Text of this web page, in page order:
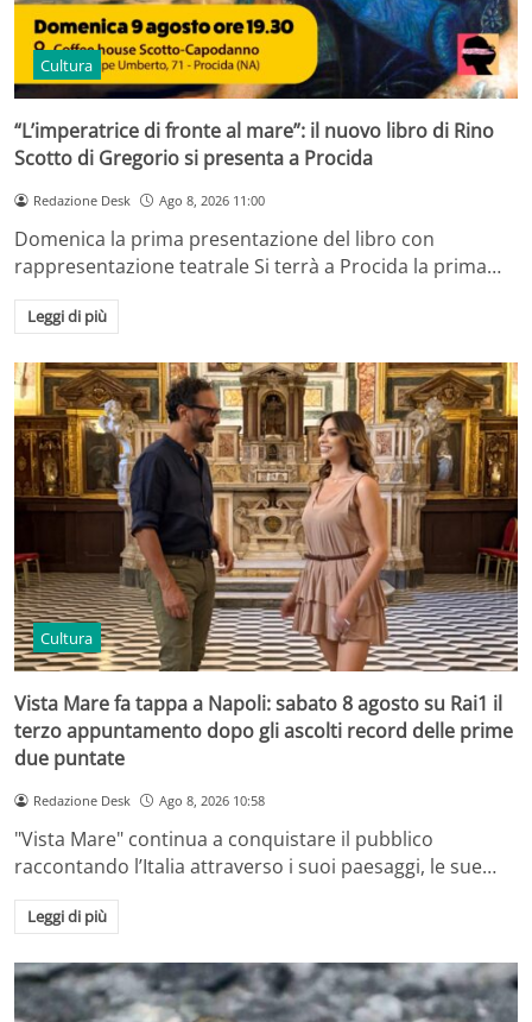
Cultura
“L’imperatrice di fronte al mare”: il nuovo libro di Rino
Scotto di Gregorio si presenta a Procida
Redazione Desk Ago 8, 2026 11:00
Domenica la prima presentazione del libro con
rappresentazione teatrale Si terrà a Procida la prima…
Leggi di più
Cultura
Vista Mare fa tappa a Napoli: sabato 8 agosto su Rai1 il
terzo appuntamento dopo gli ascolti record delle prime
due puntate
Redazione Desk Ago 8, 2026 10:58
"Vista Mare" continua a conquistare il pubblico
raccontando l’Italia attraverso i suoi paesaggi, le sue…
Leggi di più